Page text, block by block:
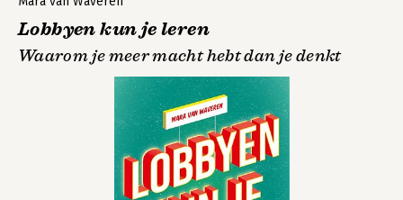
Lobbyen kun je leren
Waarom je meer macht hebt dan je denkt